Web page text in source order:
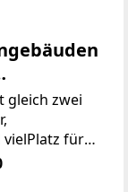
gleich zwei
vielPlatz für